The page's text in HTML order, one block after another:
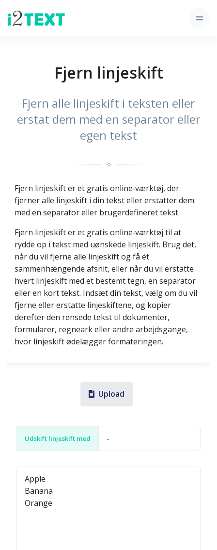
Fjern linjeskift
Fjern alle linjeskift i teksten eller
erstat dem med en separator eller
egen tekst
✧
Fjern linjeskift er et gratis online‑værktøj, der
fjerner alle linjeskift i din tekst eller erstatter dem
med en separator eller brugerdefineret tekst.
Fjern linjeskift er et gratis online‑værktøj til at
rydde op i tekst med uønskede linjeskift. Brug det,
når du vil fjerne alle linjeskift og få ét
sammenhængende afsnit, eller når du vil erstatte
hvert linjeskift med et bestemt tegn, en separator
eller en kort tekst. Indsæt din tekst, vælg om du vil
fjerne eller erstatte linjeskiftene, og kopier
derefter den rensede tekst til dokumenter,
formularer, regneark eller andre arbejdsgange,
hvor linjeskift ødelægger formateringen.
Upload
Udskift linjeskift med